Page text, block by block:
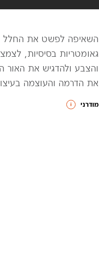
השאיפה לפשט את החלל
גאומטריות בסיסיות,
והצבע ולהדגיש את האור
את הדרמה והעוצמה
מודרני